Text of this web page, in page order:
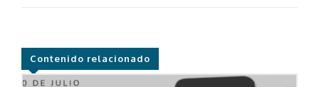
Contenido relacionado